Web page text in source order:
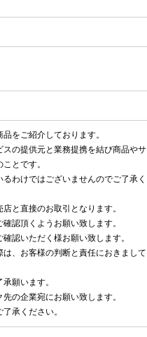
をご紹介しております。
の提供元と業務提携を結び商品やサ
とです。
わけではございませんのでご了承く
と直接のお取引となります。
認頂くようお願い致します。
認いただく様お願い致します。
、お客様の判断と責任におきまして
願います。
の企業宛にお願い致します。
承ください。